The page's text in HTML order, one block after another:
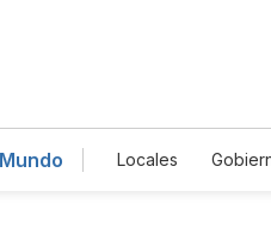
Mundo Locales